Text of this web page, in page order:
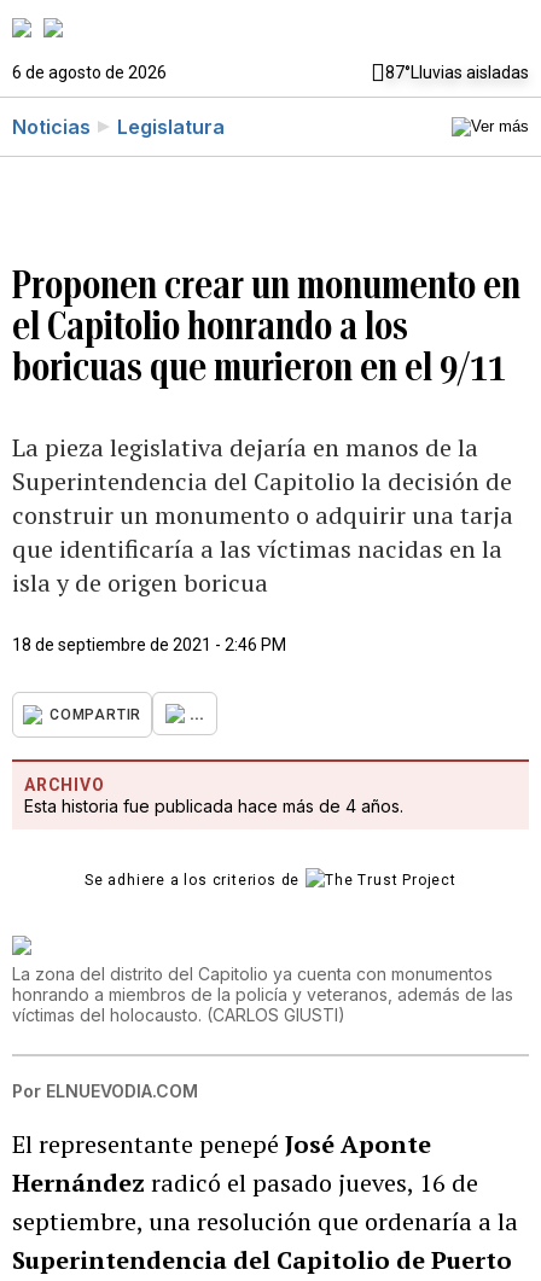
6 de agosto de 2026 87°Lluvias aisladas
Noticias Legislatura
Proponen crear un monumento en
el Capitolio honrando a los
boricuas que murieron en el 9/11
La pieza legislativa dejaría en manos de la
Superintendencia del Capitolio la decisión de
construir un monumento o adquirir una tarja
que identificaría a las víctimas nacidas en la
isla y de origen boricua
18 de septiembre de 2021 - 2:46 PM
COMPARTIR ...
ARCHIVO
Esta historia fue publicada hace más de 4 años.
Se adhiere a los criterios de
La zona del distrito del Capitolio ya cuenta con monumentos
honrando a miembros de la policía y veteranos, además de las
víctimas del holocausto. (CARLOS GIUSTI)
Por ELNUEVODIA.COM
El representante penepé José Aponte
Hernández radicó el pasado jueves, 16 de
septiembre, una resolución que ordenaría a la
Superintendencia del Capitolio de Puerto